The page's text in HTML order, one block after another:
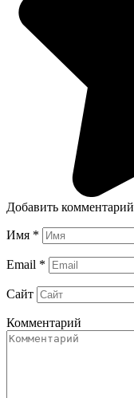
Добавить комментарий
Имя *
Email *
Сайт
Комментарий